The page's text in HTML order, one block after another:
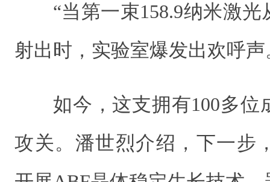
“当第一束158.9纳米激
射出时，实验室爆发出欢呼
如今，这支拥有100多位
攻关。潘世烈介绍，下一步